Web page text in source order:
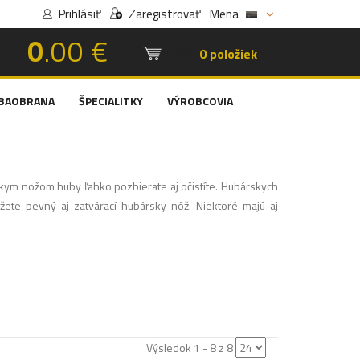
Prihlásiť Zaregistrovať Mena
0.00 € 0 položiek
ŠPECIALITKY VÝROBCOVIA
nožom huby ľahko pozbierate aj očistíte. Hubárskych
pevný aj zatvárací hubársky nôž. Niektoré majú aj
Výsledok 1 - 8 z 8